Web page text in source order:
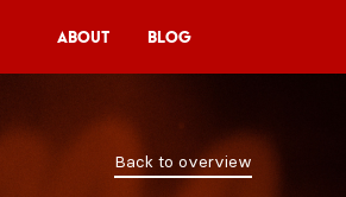
About Blog
Rent the BoatBack to overview